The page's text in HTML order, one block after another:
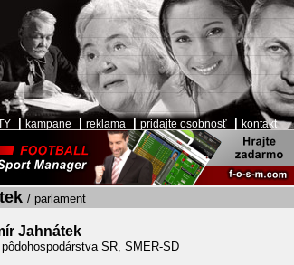
kampane reklama pridajte osobnosť kontakt
/ parlament
Jahnátek
SR, SMER-SD